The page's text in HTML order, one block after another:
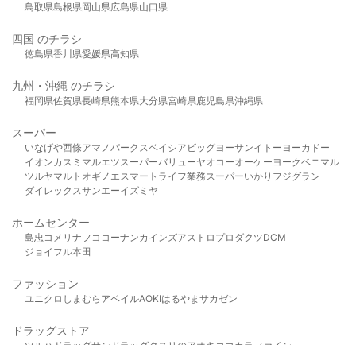
鳥取県島根県岡山県広島県山口県
四国 のチラシ
徳島県香川県愛媛県高知県
九州・沖縄 のチラシ
福岡県佐賀県長崎県熊本県大分県宮崎県鹿児島県沖縄県
スーパー
いなげや西條アマノパークスベイシア ビッグヨーサンイトーヨーカドー
イオンカスミ マルエツスーパーバリューヤオコーオーケー ヨークベニマル
ツルヤマルト オギノ エスマート ライフ業務スーパーいかり フジグラン
ダイレックスサンエーイズミヤ
ホームセンター
島忠 コメリ ナフコ コーナンカインズアストロプロダクツDCM
ジョイフル本田
ファッション
ユニクロ しまむら アベイルAOKIはるやま サカゼン
ドラッグストア